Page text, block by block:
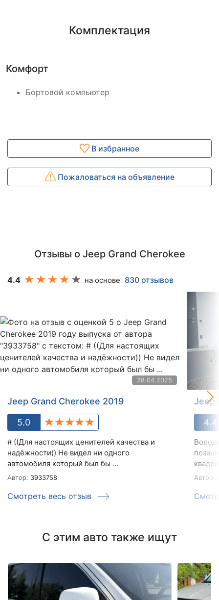
Комплектация
Комфорт
Бортовой компьютер
В избранное
Пожаловаться на объявление
Отзывы о Jeep Grand Cherokee
4.4 на основе 830 отзывов
28.04.2025
Jeep Grand Cherokee 2019
5.0
# ((Для настоящих ценителей качества и
надёжности)) Не видел ни одного
автомобиля который был бы ...
Автор: 3933758
Смотреть весь отзыв
Jeep
4.4
Автор:
С этим авто также ищут